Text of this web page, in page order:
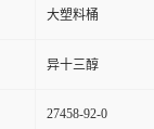
大塑料桶
异十三醇
27458-92-0